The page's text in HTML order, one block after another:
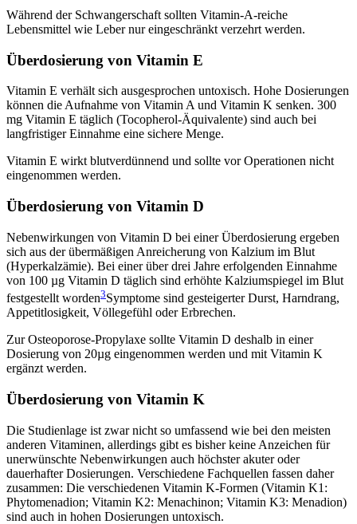
Während der Schwangerschaft sollten Vitamin-A-reiche
Lebensmittel wie Leber nur eingeschränkt verzehrt werden.
Überdosierung von Vitamin E
Vitamin E verhält sich ausgesprochen untoxisch. Hohe Dosierungen
können die Aufnahme von Vitamin A und Vitamin K senken. 300
mg Vitamin E täglich (Tocopherol-Äquivalente) sind auch bei
langfristiger Einnahme eine sichere Menge.
Vitamin E wirkt blutverdünnend und sollte vor Operationen nicht
eingenommen werden.
Überdosierung von Vitamin D
Nebenwirkungen von Vitamin D bei einer Überdosierung ergeben
sich aus der übermäßigen Anreicherung von Kalzium im Blut
(Hyperkalzämie). Bei einer über drei Jahre erfolgenden Einnahme
von 100 µg Vitamin D täglich sind erhöhte Kalziumspiegel im Blut
festgestellt worden3Symptome sind gesteigerter Durst, Harndrang,
Appetitlosigkeit, Völlegefühl oder Erbrechen.
Zur Osteoporose-Propylaxe sollte Vitamin D deshalb in einer
Dosierung von 20µg eingenommen werden und mit Vitamin K
ergänzt werden.
Überdosierung von Vitamin K
Die Studienlage ist zwar nicht so umfassend wie bei den meisten
anderen Vitaminen, allerdings gibt es bisher keine Anzeichen für
unerwünschte Nebenwirkungen auch höchster akuter oder
dauerhafter Dosierungen. Verschiedene Fachquellen fassen daher
zusammen: Die verschiedenen Vitamin K-Formen (Vitamin K1:
Phytomenadion; Vitamin K2: Menachinon; Vitamin K3: Menadion)
sind auch in hohen Dosierungen untoxisch.